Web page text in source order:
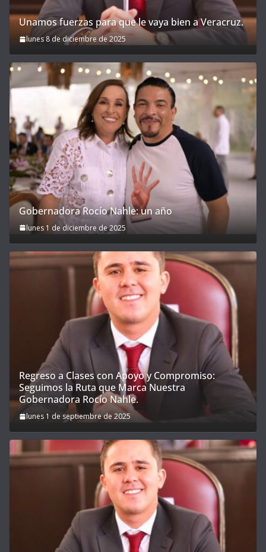
Unamos fuerzas para que le vaya bien a Veracruz.
lunes 8 de diciembre de 2025
Gobernadora Rocío Nahle: un año
lunes 1 de diciembre de 2025
Regreso a Clases con Apoyo y Compromiso:
Seguimos la Ruta que Marca Nuestra
Gobernadora Rocío Nahle.
lunes 1 de septiembre de 2025